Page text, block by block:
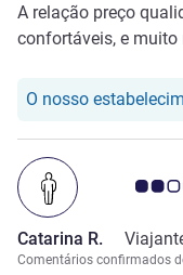
A relação preço
confortáveis, e muito
O nosso
Nota
Catarina R.
Comentários confirmados